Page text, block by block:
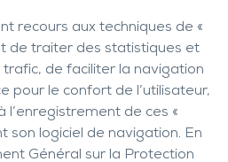
recours aux techniques de «
de traiter des statistiques et
de faciliter la navigation
pour le confort de l’utilisateur,
l’enregistrement de ces «
son logiciel de navigation. En
Général sur la Protection